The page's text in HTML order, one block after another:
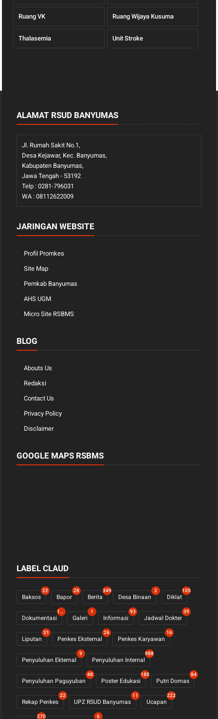
Ruang VK Ruang Wijaya Kusuma
Thalasemia Unit Stroke
ALAMAT RSUD BANYUMAS
Jl. Rumah Sakit No.1,
Desa Kejawar, Kec. Banyumas,
Kabupaten Banyumas,
Jawa Tengah - 53192
Telp : 0281-796031
WA : 08112622009
JARINGAN WEBSITE
Profil Promkes
Site Map
Pemkab Banyumas
AHS UGM
Micro Site RSBMS
BLOG
Abouts Us
Redaksi
Contact Us
Privacy Policy
Disclaimer
GOOGLE MAPS RSBMS
LABEL CLAUD
Baksos
22
Bapor
28
Berita
349
Desa Binaan
2
Diklat
105
Dokumentasi
1123
Galeri
1
Informasi
93
Jadwal Dokter
39
Liputan
31
Penkes Eksternal
26
Penkes Karyawan
16
Penyuluhan Ekternal
9
Penyuluhan Internal
988
Penyuluhan Paguyuban
48
Poster Edukasi
180
Putri Domas
84
Rekap Penkes
22
UPZ RSUD Banyumas
11
Ucapan
222
270 6